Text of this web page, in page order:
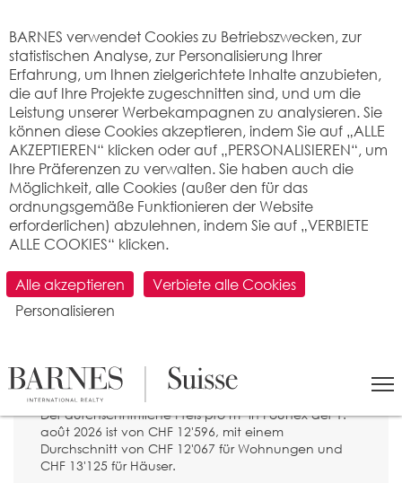
SUCHEN
>Immobilienpreis pro m2
eine Wohnung oder ein Haus in Founex
(1297) ? Immobilienbewertung.
Der durchschnittliche Preis pro m² in Founex der 1.
août 2026 ist von CHF 12'596, mit einem
Durchschnitt von CHF 12'067 für Wohnungen und
CHF 13'125 für Häuser.
BARNES verwendet Cookies zu Betriebszwecken, zur
statistischen Analyse, zur Personalisierung Ihrer
Erfahrung, um Ihnen zielgerichtete Inhalte anzubieten,
die auf Ihre Projekte zugeschnitten sind, und um die
Leistung unserer Werbekampagnen zu analysieren. Sie
können diese Cookies akzeptieren, indem Sie auf „ALLE
AKZEPTIEREN“ klicken oder auf „PERSONALISIEREN“, um
Ihre Präferenzen zu verwalten. Sie haben auch die
Möglichkeit, alle Cookies (außer den für das
ordnungsgemäße Funktionieren der Website
erforderlichen) abzulehnen, indem Sie auf „VERBIETE
ALLE COOKIES“ klicken.
Alle akzeptieren
Verbiete alle Cookies
Personalisieren